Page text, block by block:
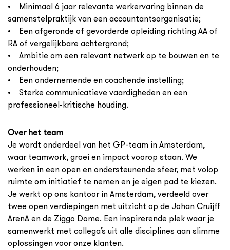
• Minimaal 6 jaar relevante werkervaring binnen de
samenstelpraktijk van een accountantsorganisatie;
• Een afgeronde of gevorderde opleiding richting AA of
RA of vergelijkbare achtergrond;
• Ambitie om een relevant netwerk op te bouwen en te
onderhouden;
• Een ondernemende en coachende instelling;
• Sterke communicatieve vaardigheden en een
professioneel-kritische houding.
Over het team
Je wordt onderdeel van het GP-team in Amsterdam,
waar teamwork, groei en impact voorop staan. We
werken in een open en ondersteunende sfeer, met volop
ruimte om initiatief te nemen en je eigen pad te kiezen.
Je werkt op ons kantoor in Amsterdam, verdeeld over
twee open verdiepingen met uitzicht op de Johan Cruijff
ArenA en de Ziggo Dome. Een inspirerende plek waar je
samenwerkt met collega’s uit alle disciplines aan slimme
oplossingen voor onze klanten.